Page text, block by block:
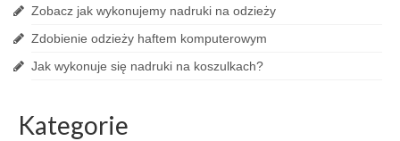
Zobacz jak wykonujemy nadruki na odzieży
Zdobienie odzieży haftem komputerowym
Jak wykonuje się nadruki na koszulkach?
Kategorie